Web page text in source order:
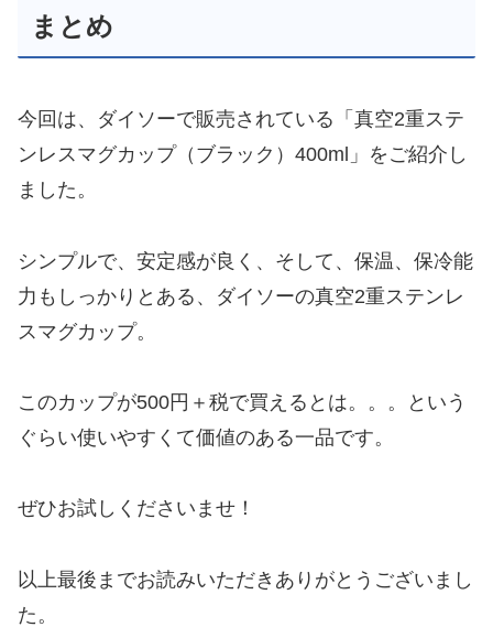
まとめ
今回は、ダイソーで販売されている「真空2重ステ
ンレスマグカップ（ブラック）400ml」をご紹介し
ました。
シンプルで、安定感が良く、そして、保温、保冷能
力もしっかりとある、ダイソーの真空2重ステンレ
スマグカップ。
このカップが500円＋税で買えるとは。。。という
ぐらい使いやすくて価値のある一品です。
ぜひお試しくださいませ！
以上最後までお読みいただきありがとうございまし
た。